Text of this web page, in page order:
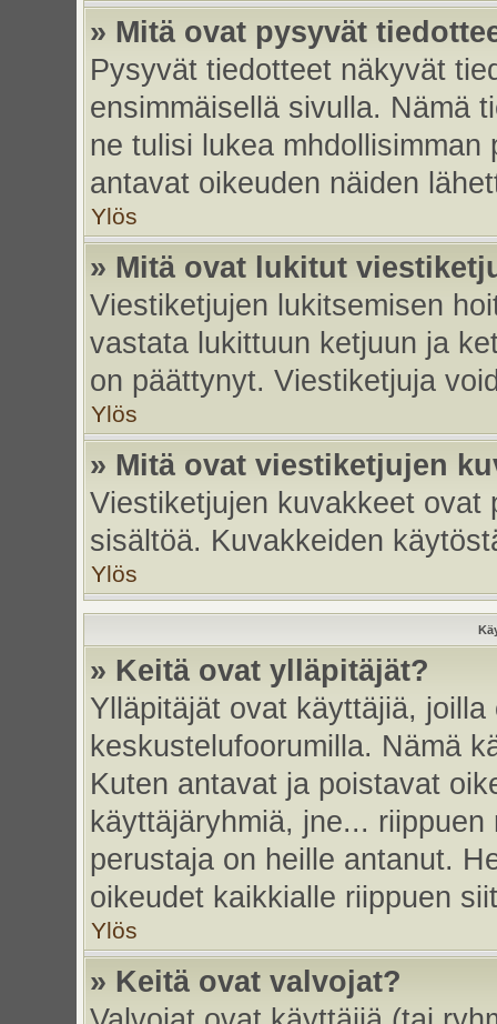
» Mitä ovat pysyvät
Pysyvät tiedotteet näkyvät
ensimmäisellä sivulla. Nämä
ne tulisi lukea
antavat oikeuden näiden
Ylös
» Mitä ovat lukitut
Viestiketjujen lukitsemisen
vastata lukittuun ketjuun ja
on päättynyt. Viestiketjuja
Ylös
» Mitä ovat viestiketjujen
Viestiketjujen kuvakkeet ovat
sisältöä. Kuvakkeiden
Ylös
» Keitä ovat ylläpitäjät?
Ylläpitäjät ovat käyttäjiä,
keskustelufoorumilla. Nämä
Kuten antavat ja poistavat
käyttäjäryhmiä, jne...
perustaja on heille antanut.
oikeudet kaikkialle riippuen
Ylös
» Keitä ovat valvojat?